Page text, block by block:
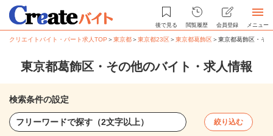
後で見る 閲覧履歴 会員登録 メニュー
クリエイトバイト・パート求人TOP ＞東京都＞東京都23区＞東京都葛飾区＞東京都葛飾区・そ
東京都葛飾区・その他のバイト・求人情報
検索条件の設定
絞り込む